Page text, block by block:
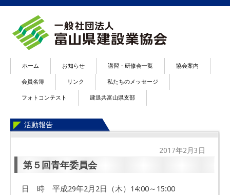
ホーム お知らせ 講習・研修会一覧 協会案内
会員名簿 リンク 私たちのメッセージ
フォトコンテスト 建退共富山県支部
活動報告
2017年2月3日
第５回青年委員会
日 時 平成29年2月2日（木）14:00～15:00